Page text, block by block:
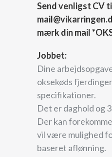
Send venligst CV
mærk din mail
Jobbet:
Dine
oksekøds
specifikationer.
Det er daghold og
Der kan
vil være mulighed
baseret aflønning.